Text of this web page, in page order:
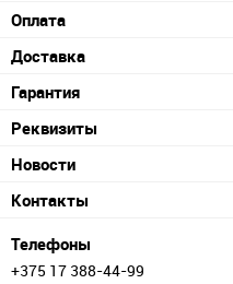
Оплата
Доставка
Гарантия
Реквизиты
Новости
Контакты
Телефоны
+375 17 388-44-99